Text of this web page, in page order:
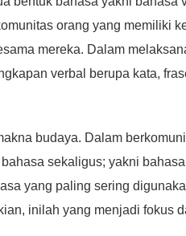
orang yang memiliki
mereka. Dalam
verbal berupa kata,
budaya. Dalam
sekaligus; yakni
yang paling sering
inilah yang menjadi fokus